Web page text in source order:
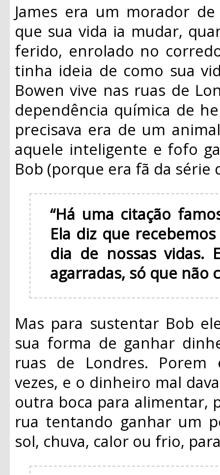
James era um morador
que sua vida ia mudar,
ferido, enrolado no
tinha ideia de como sua
Bowen vive nas ruas de
dependência química de
precisava era de um
aquele inteligente e fofo
Bob (porque era fã da série
“Há uma citação
Ela diz que
dia de nossas vidas.
agarradas, só que não
Mas para sustentar Bob
sua forma de ganhar
ruas de Londres. Porem
vezes, e o dinheiro mal
outra boca para alimentar,
rua tentando ganhar um
sol, chuva, calor ou frio,